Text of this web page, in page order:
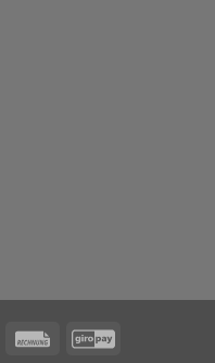
MasterCardRechungGiroPay